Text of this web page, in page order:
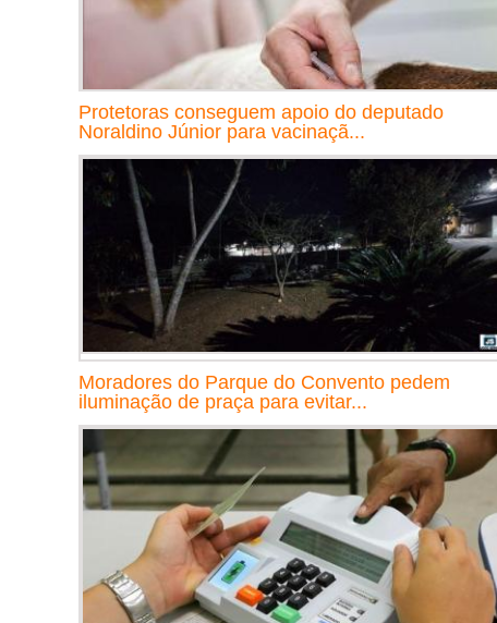
Protetoras conseguem apoio do deputado
Noraldino Júnior para vacinaçã...
Moradores do Parque do Convento pedem
iluminação de praça para evitar...